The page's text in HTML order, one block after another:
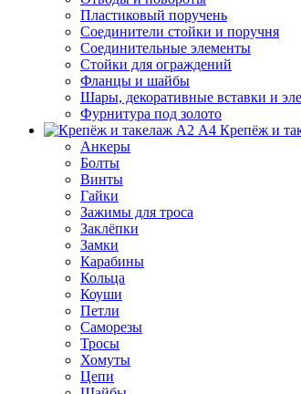
Пластиковый поручень
Соединители стойки и поручня
Соединительные элементы
Стойки для ограждений
Фланцы и шайбы
Шары, декоративные вставки и
Фурнитура под золото
Крепёж и
Анкеры
Болты
Винты
Гайки
Зажимы для троса
Заклёпки
Замки
Карабины
Кольца
Коуши
Петли
Саморезы
Тросы
Хомуты
Цепи